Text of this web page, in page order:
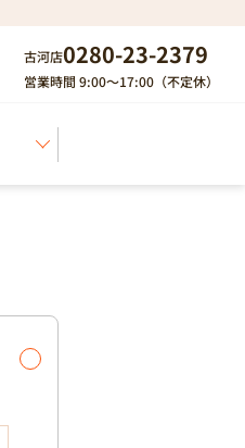
古河店0280-23-2379
営業時間 9:00～17:00（不定休）